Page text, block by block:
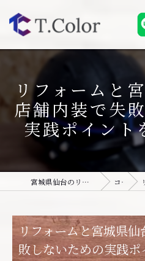
リフォームと
店舗内装で失
実践ポイント
宮城県仙台のリフォームなら株式会社T.Color コラム
リフォームと宮城県
敗しないための実践